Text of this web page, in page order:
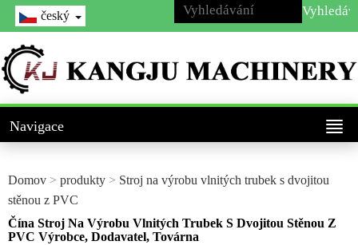
český
Navigace
Domov > produkty > Stroj na výrobu vlnitých trubek s dvojitou
stěnou z PVC
Čína Stroj Na Výrobu Vlnitých Trubek S Dvojitou Stěnou Z
PVC Výrobce, Dodavatel, Továrna